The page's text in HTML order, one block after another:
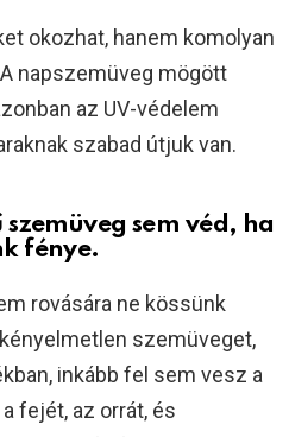
okozhat, hanem komolyan
napszemüveg mögött
az UV-védelem
szabad útjuk van.
sem véd, ha
fénye.
rovására ne kössünk
szemüveget,
inkább fel sem vesz a
fejét, az orrát, és